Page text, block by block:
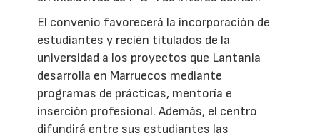
El convenio favorecerá la incorporación de
estudiantes y recién titulados de la
universidad a los proyectos que Lantania
desarrolla en Marruecos mediante
programas de prácticas, mentoría e
inserción profesional. Además, el centro
difundirá entre sus estudiantes las